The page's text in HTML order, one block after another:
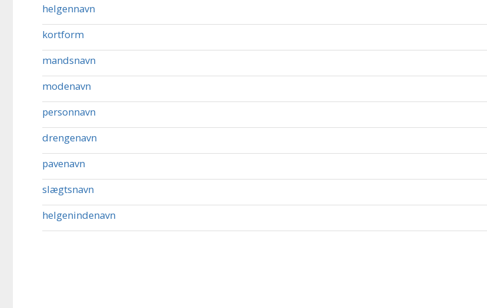
helgennavn
kortform
mandsnavn
modenavn
personnavn
drengenavn
pavenavn
slægtsnavn
helgenindenavn